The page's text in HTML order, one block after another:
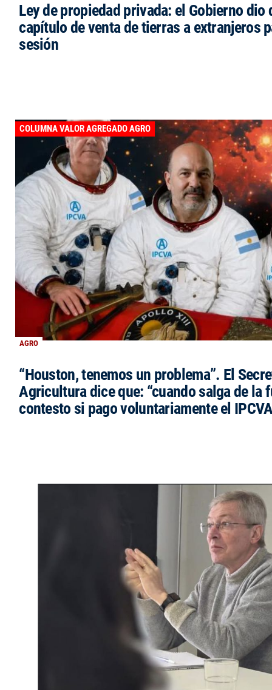
Ley de propiedad privada: el Gobierno dio
capítulo de venta de tierras a extranjeros
sesión
AGRO
COLUMNA VALOR AGREGADO AGRO
“Houston, tenemos un problema”. El
Agricultura dice que: “cuando salga de la
contesto si pago voluntariamente el